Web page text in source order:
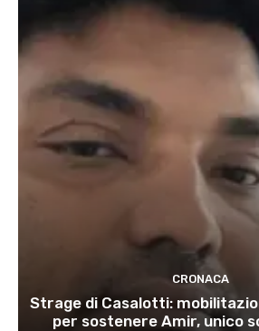
CRONACA
Strage di Casalotti:
per sostenere Amir, unico